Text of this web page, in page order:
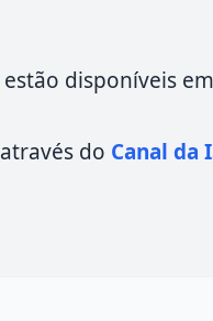
disponíveis
do Canal da